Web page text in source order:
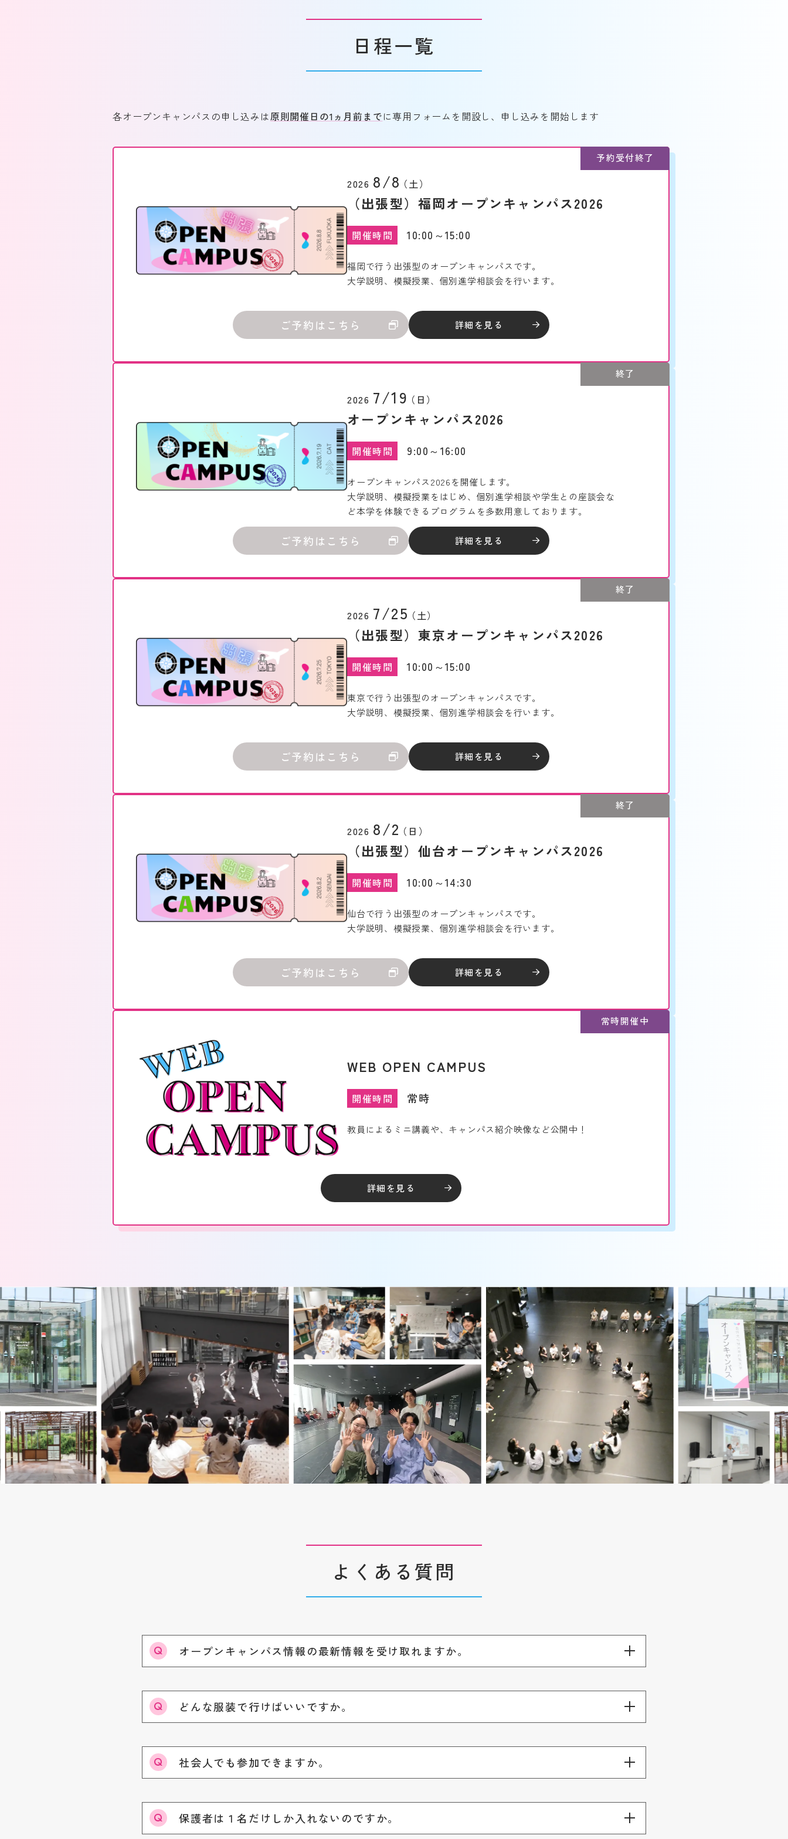
日程一覧
各オープンキャンパスの申し込みは原則開催日の1ヵ月前までに専用フォームを開設し、申し込みを開始します
予約受付終了
2026 8/8（土）
（出張型）福岡オープンキャンパス2026
開催時間 10:00～15:00
福岡で行う出張型のオープンキャンパスです。
大学説明、模擬授業、個別進学相談会を行います。
ご予約はこちら 詳細を見る
終了
2026 7/19（日）
オープンキャンパス2026
開催時間 9:00～16:00
オープンキャンパス2026を開催します。
大学説明、模擬授業をはじめ、個別進学相談や学生との座談会な
ど本学を体験できるプログラムを多数用意しております。
ご予約はこちら 詳細を見る
終了
2026 7/25（土）
（出張型）東京オープンキャンパス2026
開催時間 10:00～15:00
東京で行う出張型のオープンキャンパスです。
大学説明、模擬授業、個別進学相談会を行います。
ご予約はこちら 詳細を見る
終了
2026 8/2（日）
（出張型）仙台オープンキャンパス2026
開催時間 10:00～14:30
仙台で行う出張型のオープンキャンパスです。
大学説明、模擬授業、個別進学相談会を行います。
ご予約はこちら 詳細を見る
常時開催中
WEB OPEN CAMPUS
開催時間 常時
教員によるミニ講義や、キャンパス紹介映像など公開中！
詳細を見る
よくある質問
オープンキャンパス情報の最新情報を受け取れますか。
どんな服装で行けばいいですか。
社会人でも参加できますか。
保護者は１名だけしか入れないのですか。